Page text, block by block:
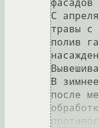
фасадов
С
травы с
полив
В
после